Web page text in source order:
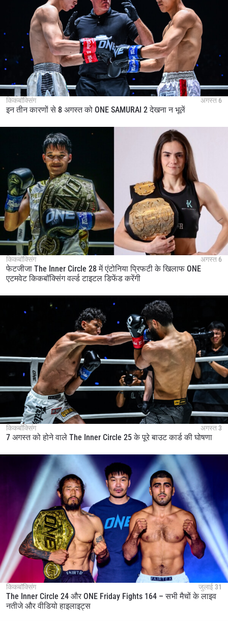
किकबॉक्सिंग अगस्त 6
इन तीन कारणों से 8 अगस्त को ONE SAMURAI 2 देखना न भूलें
किकबॉक्सिंग अगस्त 6
फेटजीजा The Inner Circle 28 में एंटोनिया प्रिफटी के खिलाफ ONE
एटमवेट किकबॉक्सिंग वर्ल्ड टाइटल डिफेंड करेंगी
किकबॉक्सिंग अगस्त 3
7 अगस्त को होने वाले The Inner Circle 25 के पूरे बाउट कार्ड की घोषणा
किकबॉक्सिंग जुलाई 31
The Inner Circle 24 और ONE Friday Fights 164 – सभी मैचों के लाइव
नतीजे और वीडियो हाइलाइट्स